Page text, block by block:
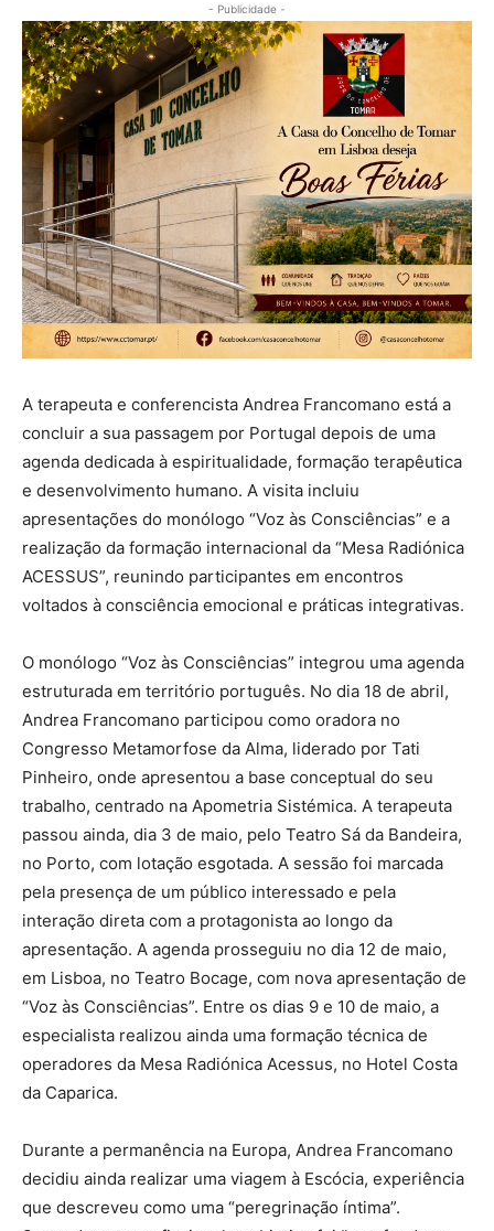
- Publicidade -
A terapeuta e conferencista Andrea Francomano está a
concluir a sua passagem por Portugal depois de uma
agenda dedicada à espiritualidade, formação terapêutica
e desenvolvimento humano. A visita incluiu
apresentações do monólogo “Voz às Consciências” e a
realização da formação internacional da “Mesa Radiónica
ACESSUS”, reunindo participantes em encontros
voltados à consciência emocional e práticas integrativas.
O monólogo “Voz às Consciências” integrou uma agenda
estruturada em território português. No dia 18 de abril,
Andrea Francomano participou como oradora no
Congresso Metamorfose da Alma, liderado por Tati
Pinheiro, onde apresentou a base conceptual do seu
trabalho, centrado na Apometria Sistémica. A terapeuta
passou ainda, dia 3 de maio, pelo Teatro Sá da Bandeira,
no Porto, com lotação esgotada. A sessão foi marcada
pela presença de um público interessado e pela
interação direta com a protagonista ao longo da
apresentação. A agenda prosseguiu no dia 12 de maio,
em Lisboa, no Teatro Bocage, com nova apresentação de
“Voz às Consciências”. Entre os dias 9 e 10 de maio, a
especialista realizou ainda uma formação técnica de
operadores da Mesa Radiónica Acessus, no Hotel Costa
da Caparica.
Durante a permanência na Europa, Andrea Francomano
decidiu ainda realizar uma viagem à Escócia, experiência
que descreveu como uma “peregrinação íntima”.